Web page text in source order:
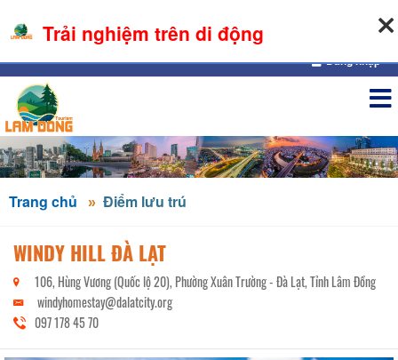
08-08-2026, 05:33:51
Đăng nhập
Trang chủ Điểm lưu trú
WINDY HILL ĐÀ LẠT
106, Hùng Vương (Quốc lộ 20), Phường Xuân Trường - Đà Lạt, Tỉnh Lâm Đồng
windyhomestay@dalatcity.org
097 178 45 70
Trải nghiệm trên di động